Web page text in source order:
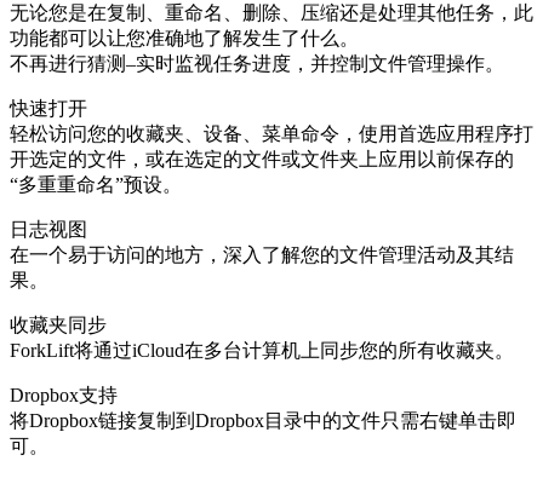
无论您是在复制、重命名、删除、压缩还是处理其他任务，此
功能都可以让您准确地了解发生了什么。
不再进行猜测–实时监视任务进度，并控制文件管理操作。
快速打开
轻松访问您的收藏夹、设备、菜单命令，使用首选应用程序打
开选定的文件，或在选定的文件或文件夹上应用以前保存的
“多重重命名”预设。
日志视图
在一个易于访问的地方，深入了解您的文件管理活动及其结
果。
收藏夹同步
ForkLift将通过iCloud在多台计算机上同步您的所有收藏夹。
Dropbox支持
将Dropbox链接复制到Dropbox目录中的文件只需右键单击即
可。